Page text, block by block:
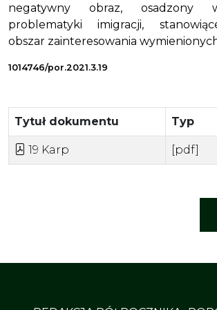
negatywny obraz, osadzony
problematyki imigracji,
obszar zainteresowania
1014746/por.2021.3.19
Tytuł dokumentu Typ
19 Karp [pdf]